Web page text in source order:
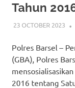
Tahun
23 OCTOBER 2023
Polres Barsel –
(GBA), Polres
2016 tentang